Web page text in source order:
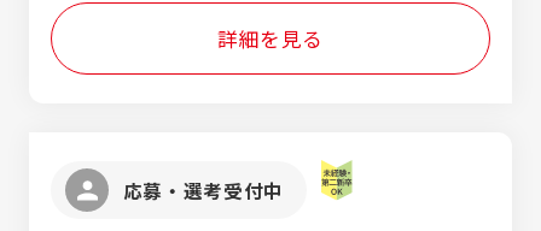
詳細を見る
応募・選考受付中